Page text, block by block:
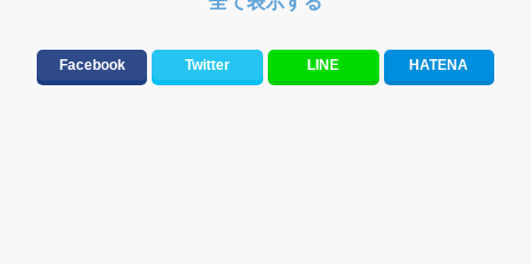
Facebook Twitter LINE HATENA